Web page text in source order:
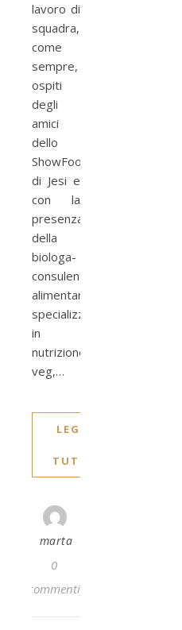
lavoro di
squadra,
come
sempre,
ospiti
degli
amici
dello
ShowFood
di Jesi e
con la
presenza
della
biologa-
consulente
alimentare
specializzata
in
nutrizione
veg,…
LEGGI
TUTTO
marta
0
commenti